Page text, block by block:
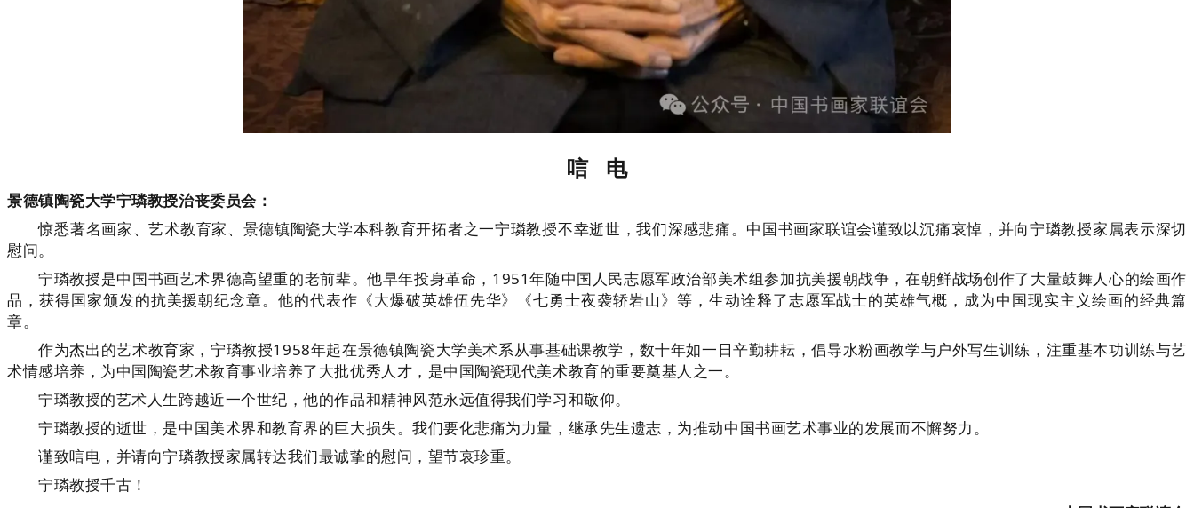
唁 电
景德镇陶瓷大学宁璘教授治丧委员会：
惊悉著名画家、艺术教育家、景德镇陶瓷大学本科教育开拓者之一宁璘教授不幸逝世，我们深感悲痛。中国书画家联谊会谨致以沉痛哀悼，并向宁璘教授家属表示深切
慰问。
宁璘教授是中国书画艺术界德高望重的老前辈。他早年投身革命，1951年随中国人民志愿军政治部美术组参加抗美援朝战争，在朝鲜战场创作了大量鼓舞人心的绘画作
品，获得国家颁发的抗美援朝纪念章。他的代表作《大爆破英雄伍先华》《七勇士夜袭轿岩山》等，生动诠释了志愿军战士的英雄气概，成为中国现实主义绘画的经典篇
章。
作为杰出的艺术教育家，宁璘教授1958年起在景德镇陶瓷大学美术系从事基础课教学，数十年如一日辛勤耕耘，倡导水粉画教学与户外写生训练，注重基本功训练与艺
术情感培养，为中国陶瓷艺术教育事业培养了大批优秀人才，是中国陶瓷现代美术教育的重要奠基人之一。
宁璘教授的艺术人生跨越近一个世纪，他的作品和精神风范永远值得我们学习和敬仰。
宁璘教授的逝世，是中国美术界和教育界的巨大损失。我们要化悲痛为力量，继承先生遗志，为推动中国书画艺术事业的发展而不懈努力。
谨致唁电，并请向宁璘教授家属转达我们最诚挚的慰问，望节哀珍重。
宁璘教授千古！